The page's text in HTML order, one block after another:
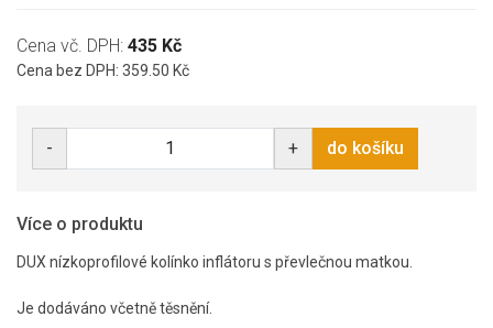
Cena vč. DPH: 435 Kč
Cena bez DPH: 359.50 Kč
- + do košíku
Více o produktu
DUX nízkoprofilové kolínko inflátoru s převlečnou matkou.
Je dodáváno včetně těsnění.